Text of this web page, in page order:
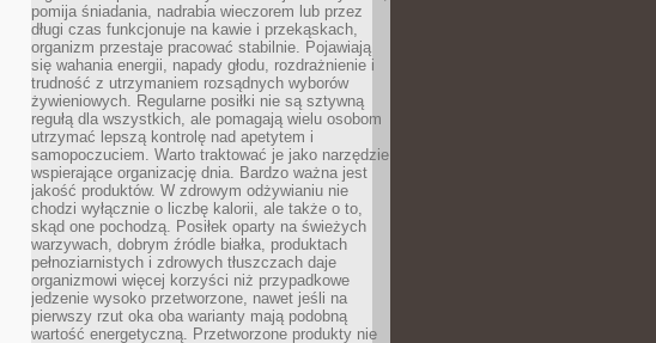
pomija śniadania, nadrabia wieczorem lub przez
długi czas funkcjonuje na kawie i przekąskach,
organizm przestaje pracować stabilnie. Pojawiają
się wahania energii, napady głodu, rozdrażnienie i
trudność z utrzymaniem rozsądnych wyborów
żywieniowych. Regularne posiłki nie są sztywną
regułą dla wszystkich, ale pomagają wielu osobom
utrzymać lepszą kontrolę nad apetytem i
samopoczuciem. Warto traktować je jako narzędzie
wspierające organizację dnia. Bardzo ważna jest
jakość produktów. W zdrowym odżywianiu nie
chodzi wyłącznie o liczbę kalorii, ale także o to,
skąd one pochodzą. Posiłek oparty na świeżych
warzywach, dobrym źródle białka, produktach
pełnoziarnistych i zdrowych tłuszczach daje
organizmowi więcej korzyści niż przypadkowe
jedzenie wysoko przetworzone, nawet jeśli na
pierwszy rzut oka oba warianty mają podobną
wartość energetyczną. Przetworzone produkty nie